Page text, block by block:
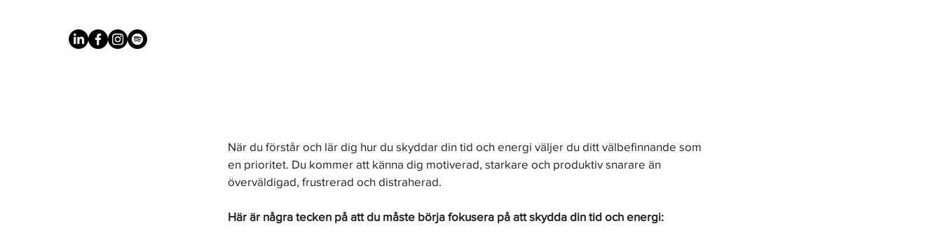
När du förstår och lär dig hur du skyddar din tid och energi väljer du ditt välbefinnande som
en prioritet. Du kommer att känna dig motiverad, starkare och produktiv snarare än
överväldigad, frustrerad och distraherad.
Här är några tecken på att du måste börja fokusera på att skydda din tid och energi: